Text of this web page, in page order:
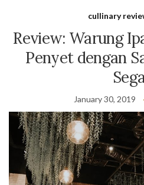
cullinary
Review: Warung
Penyet dengan
January 30, 2019